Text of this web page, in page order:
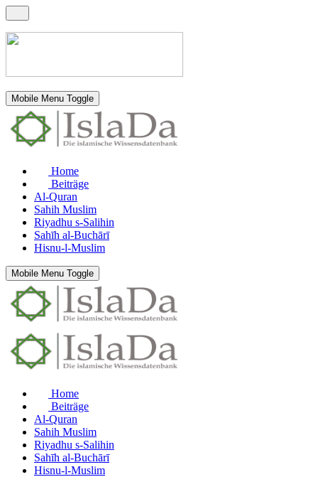
Mobile Menu Toggle
Home
Beiträge
Al-Quran
Sahih Muslim
Riyadhu s-Salihin
Sahīh al-Buchārī
Hisnu-l-Muslim
Mobile Menu Toggle
Home
Beiträge
Al-Quran
Sahih Muslim
Riyadhu s-Salihin
Sahīh al-Buchārī
Hisnu-l-Muslim